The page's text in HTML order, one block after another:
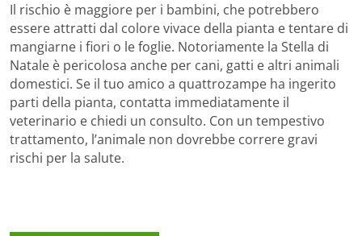
Il rischio è maggiore per i bambini, che potrebbero
essere attratti dal colore vivace della pianta e tentare di
mangiarne i fiori o le foglie. Notoriamente la Stella di
Natale è pericolosa anche per cani, gatti e altri animali
domestici. Se il tuo amico a quattrozampe ha ingerito
parti della pianta, contatta immediatamente il
veterinario e chiedi un consulto. Con un tempestivo
trattamento, l’animale non dovrebbe correre gravi
rischi per la salute.